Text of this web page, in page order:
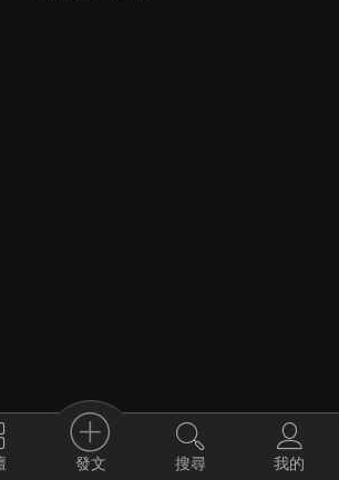
發文 搜尋 我的